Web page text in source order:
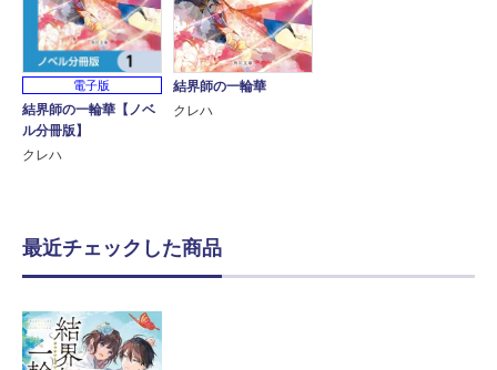
電子版
結界師の一輪華【ノベ
ル分冊版】
クレハ
結界師の一輪華
クレハ
最近チェックした商品